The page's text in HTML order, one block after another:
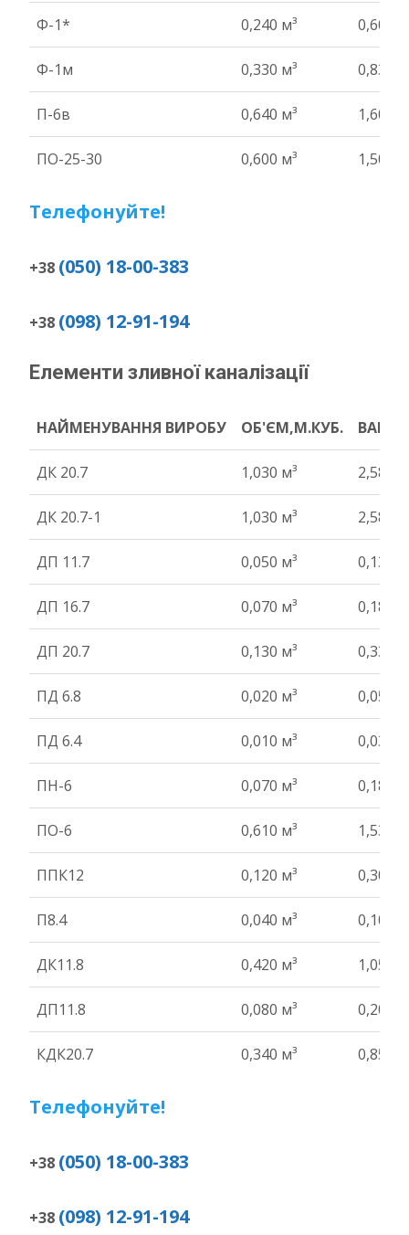
НАЙМЕНУВАННЯ ВИРОБУ
ОБ'ЄМ,М.КУБ. ВАГА
Ф-1* 0,240 м³ 0,60 т
Ф-1м 0,330 м³ 0,83 т
П-6в 0,640 м³ 1,60 т
ПО-25-30 0,600 м³ 1,50 т
Телефонуйте!
+38 (050) 18-00-383
+38 (098) 12-91-194
Елементи зливної каналізації
НАЙМЕНУВАННЯ ВИРОБУ ОБ'ЄМ,М.КУБ.
ВАГА
НАЙМЕНУВАННЯ ВИРОБУ
ОБ'ЄМ,М.КУБ. ВАГА
ДК 20.7 1,030 м³ 2,58 т
ДК 20.7-1 1,030 м³ 2,58 т
ДП 11.7 0,050 м³ 0,13 т
ДП 16.7 0,070 м³ 0,18 т
ДП 20.7 0,130 м³ 0,33 т
ПД 6.8 0,020 м³ 0,05 т
ПД 6.4 0,010 м³ 0,03 т
ПН-6 0,070 м³ 0,18 т
ПО-6 0,610 м³ 1,53 т
ППК12 0,120 м³ 0,30 т
П8.4 0,040 м³ 0,10 т
ДК11.8 0,420 м³ 1,05 т
ДП11.8 0,080 м³ 0,20 т
КДК20.7 0,340 м³ 0,85 т
Телефонуйте!
+38 (050) 18-00-383
+38 (098) 12-91-194